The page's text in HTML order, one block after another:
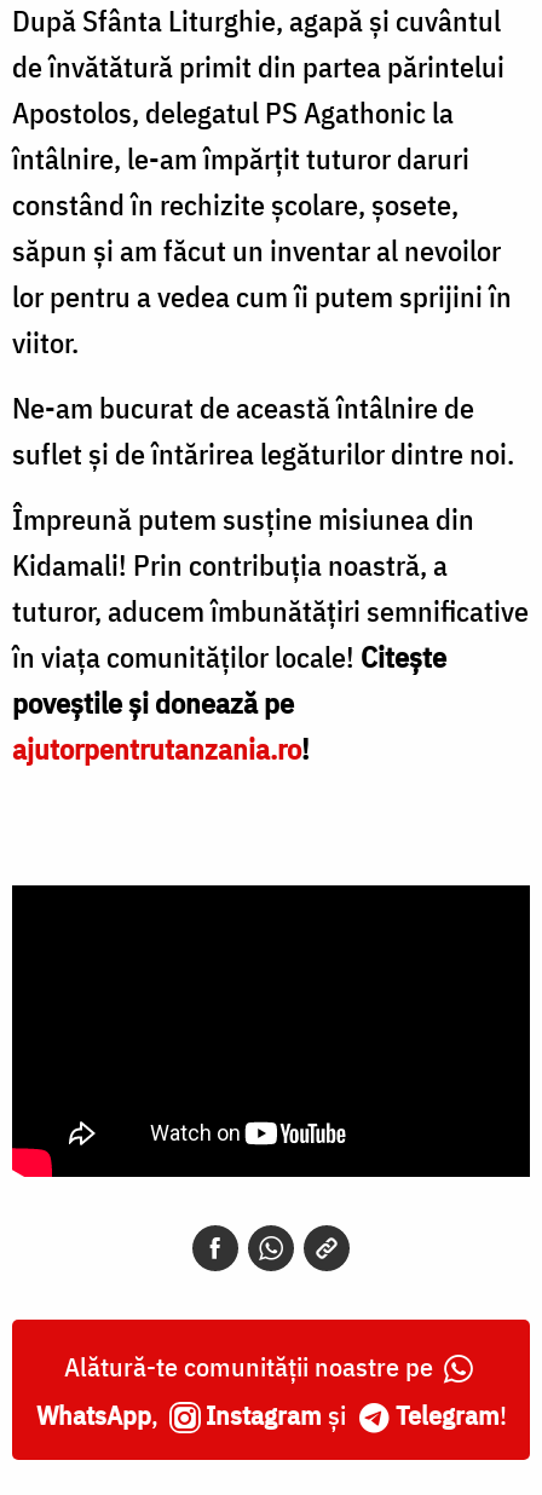
După Sfânta Liturghie, agapă şi cuvântul
de învătătură primit din partea părintelui
Apostolos, delegatul PS Agathonic la
întâlnire, le-am împărțit tuturor daruri
constând în rechizite şcolare, şosete,
săpun şi am făcut un inventar al nevoilor
lor pentru a vedea cum îi putem sprijini în
viitor.
Ne-am bucurat de această întâlnire de
suflet şi de întărirea legăturilor dintre noi.
Împreună putem susține misiunea din
Kidamali! Prin contribuția noastră, a
tuturor, aducem îmbunătățiri semnificative
în viața comunităților locale! Citește
poveștile și donează pe
ajutorpentrutanzania.ro!
Alătură-te comunității noastre pe
WhatsApp, Instagram și Telegram!